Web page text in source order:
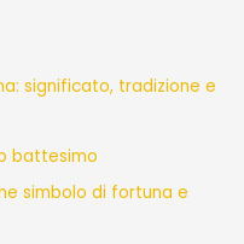
significato, tradizione e
battesimo
simbolo di fortuna e